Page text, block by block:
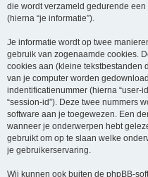
die wordt verzameld gedurende
(hierna “je informatie”).
Je informatie wordt op twee
gebruik van zogenaamde cookies.
cookies aan (kleine tekstbestanden
van je computer worden
indentificatienummer (hierna “user-
“session-id”). Deze twee nummers
software aan je toegewezen. Een
wanneer je onderwerpen hebt
gebruikt om op te slaan welke
je gebruikerservaring.
Wij kunnen ook buiten de phpBB-